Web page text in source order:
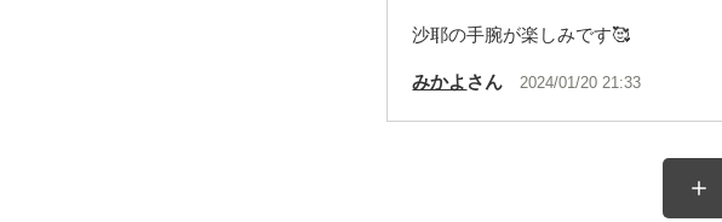
沙耶の手腕が楽しみです🥰
みかよ さん 2024/01/20 21:33